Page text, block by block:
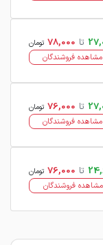
تا 78,000 تومان
مشاهده فروشندگان
تا 76,000 تومان
مشاهده فروشندگان
تا 76,000 تومان
مشاهده فروشندگان